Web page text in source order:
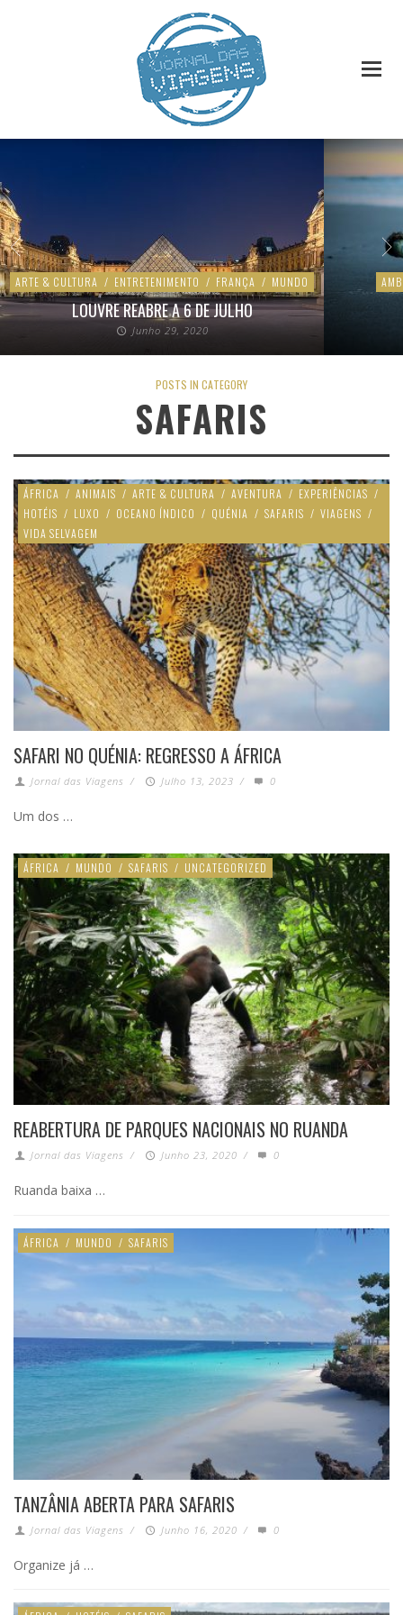
ARTE & CULTURA / ENTRETENIMENTO / FRANÇA / MUNDO
LOUVRE REABRE A 6 DE JULHO
Junho 29, 2020
POSTS IN CATEGORY
SAFARIS
ÁFRICA / ANIMAIS / ARTE & CULTURA / AVENTURA / EXPERIÊNCIAS /
HOTÉIS / LUXO / OCEANO ÍNDICO / QUÉNIA / SAFARIS / VIAGENS /
VIDA SELVAGEM
SAFARI NO QUÉNIA: REGRESSO A ÁFRICA
Jornal das Viagens / Julho 13, 2023 / 0
Um dos …
ÁFRICA / MUNDO / SAFARIS / UNCATEGORIZED
REABERTURA DE PARQUES NACIONAIS NO RUANDA
Jornal das Viagens / Junho 23, 2020 / 0
Ruanda baixa …
ÁFRICA / MUNDO / SAFARIS
TANZÂNIA ABERTA PARA SAFARIS
Jornal das Viagens / Junho 16, 2020 / 0
Organize já …